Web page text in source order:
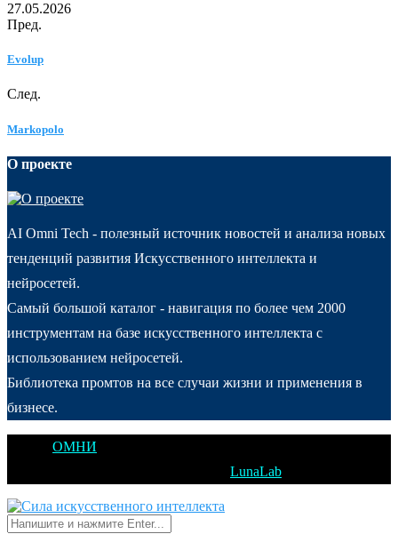
27.05.2026
Пред.
Evolup
След.
Markopolo
О проекте
AI Omni Tech - полезный источник новостей и анализа новых
тенденций развития Искусственного интеллекта и
нейросетей.
Самый большой каталог - навигация по более чем 2000
инструментам на базе искусственного интеллекта с
использованием нейросетей.
Библиотека промтов на все случаи жизни и применения в
бизнесе.
ОМНИ
LunaLab